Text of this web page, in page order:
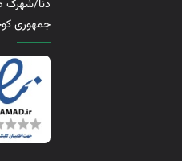
دنا/شهرک
جمهوری کوچه